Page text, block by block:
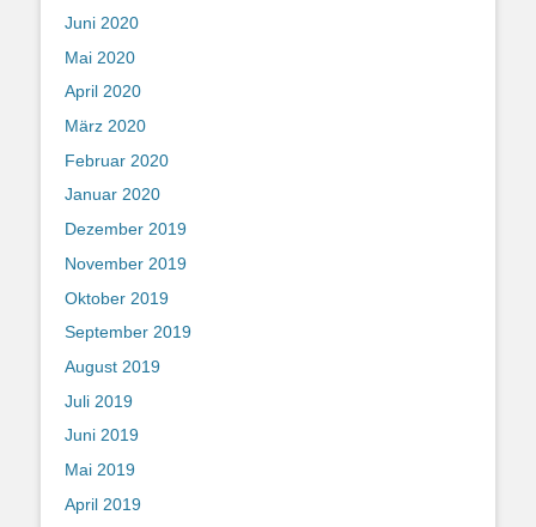
Juni 2020
Mai 2020
April 2020
März 2020
Februar 2020
Januar 2020
Dezember 2019
November 2019
Oktober 2019
September 2019
August 2019
Juli 2019
Juni 2019
Mai 2019
April 2019